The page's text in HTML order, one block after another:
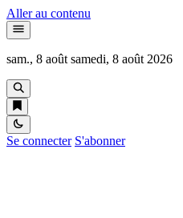
Aller au contenu
sam., 8 août samedi, 8 août 2026
Se connecter S'abonner